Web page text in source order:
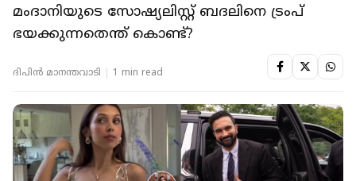
മംദാനിയുടെ സോഷ്യലിസ്റ്റ് ബദലിനെ ട്രംപ്
ഭയക്കുന്നതെന്ത് കൊണ്ട്?
ദിപിന്‍ മാനന്തവാടി 1 min read